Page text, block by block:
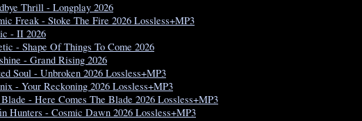
Thrill - Longplay 2026
Freak - Stoke The Fire 2026 Lossless+MP3
- II 2026
- Shape Of Things To Come 2026
- Grand Rising 2026
Soul - Unbroken 2026 Lossless+MP3
- Your Reckoning 2026 Lossless+MP3
- Here Comes The Blade 2026 Lossless+MP3
Hunters - Cosmic Dawn 2026 Lossless+MP3